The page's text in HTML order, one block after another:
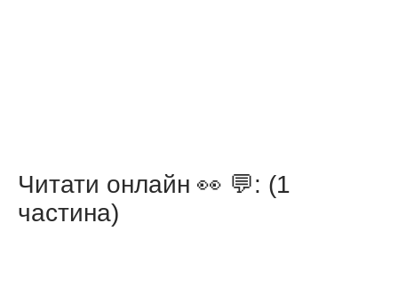
Читати онлайн 👀 💬: (1
частина)